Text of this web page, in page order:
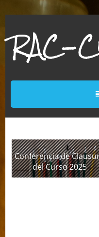
RAC-
Conferencia de
del Curso 2025